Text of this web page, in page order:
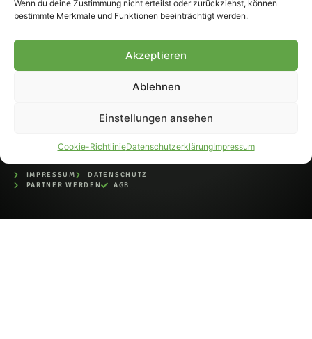
Wenn du deine Zustimmung nicht erteilst oder zurückziehst, können
bestimmte Merkmale und Funktionen beeinträchtigt werden.
Akzeptieren
Ablehnen
Einstellungen ansehen
Cookie-RichtlinieDatenschutzerklärungImpressum
Fohlen-Hautnah.de ist ein
offiziell eingetragenes Magazin
IMPRESSUM
DATENSCHUTZ
PARTNER WERDEN
AGB